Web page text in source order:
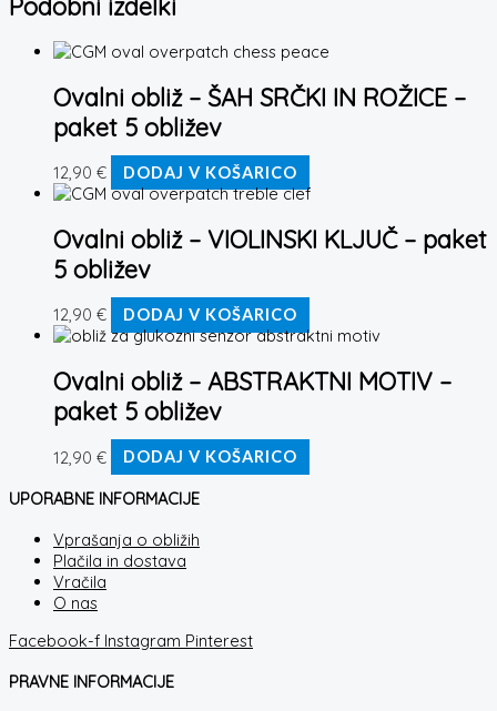
Ovalni obliž – ŠAH SRČKI IN ROŽICE –
paket 5 obližev
12,90 € DODAJ V KOŠARICO
Ovalni obliž – VIOLINSKI KLJUČ – paket
5 obližev
12,90 € DODAJ V KOŠARICO
Ovalni obliž – ABSTRAKTNI MOTIV –
paket 5 obližev
12,90 € DODAJ V KOŠARICO
UPORABNE INFORMACIJE
Vprašanja o obližih
Plačila in dostava
Vračila
O nas
Facebook-f Instagram Pinterest
PRAVNE INFORMACIJE